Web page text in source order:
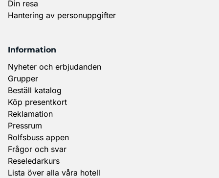
Din resa
Hantering av personuppgifter
Information
Nyheter och erbjudanden
Grupper
Beställ katalog
Köp presentkort
Reklamation
Pressrum
Rolfsbuss appen
Frågor och svar
Reseledarkurs
Lista över alla våra hotell